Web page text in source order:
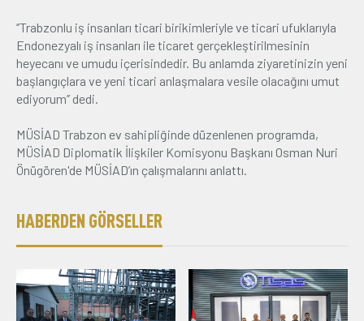
‘’Trabzonlu iş insanları ticari birikimleriyle ve ticari ufuklarıyla
Endonezyalı iş insanları ile ticaret gerçekleştirilmesinin
heyecanı ve umudu içerisindedir. Bu anlamda ziyaretinizin yeni
başlangıçlara ve yeni ticari anlaşmalara vesile olacağını umut
ediyorum’’ dedi.
MÜSİAD Trabzon ev sahipliğinde düzenlenen programda,
MÜSİAD Diplomatik İlişkiler Komisyonu Başkanı Osman Nuri
Önügören'de MÜSİAD’ın çalışmalarını anlattı.
HABERDEN GÖRSELLER